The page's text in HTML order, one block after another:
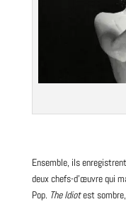
Ensemble, ils enregistrent
deux chefs-d’œuvre qui
Pop. The Idiotest